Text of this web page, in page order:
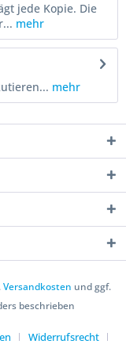
jede Kopie. Die
mehr
mehr
Versandkosten und ggf.
beschrieben
Widerrufsrecht